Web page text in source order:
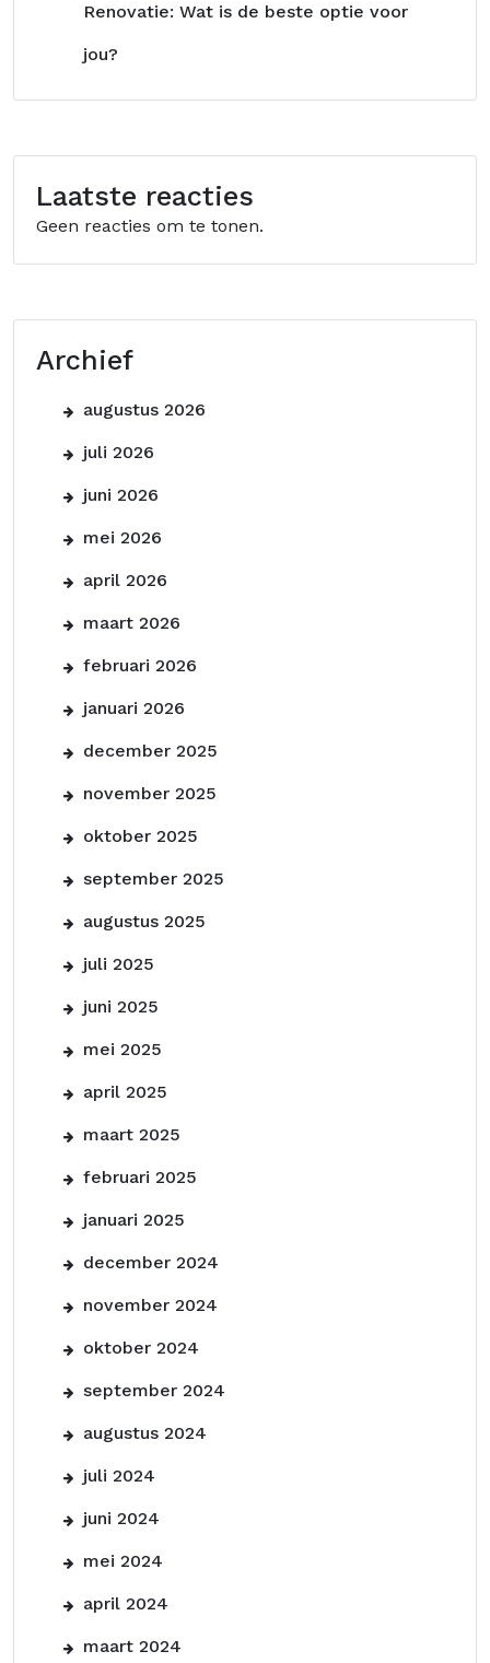
Renovatie: Wat is de beste optie voor
jou?
Laatste reacties
Geen reacties om te tonen.
Archief
augustus 2026
juli 2026
juni 2026
mei 2026
april 2026
maart 2026
februari 2026
januari 2026
december 2025
november 2025
oktober 2025
september 2025
augustus 2025
juli 2025
juni 2025
mei 2025
april 2025
maart 2025
februari 2025
januari 2025
december 2024
november 2024
oktober 2024
september 2024
augustus 2024
juli 2024
juni 2024
mei 2024
april 2024
maart 2024